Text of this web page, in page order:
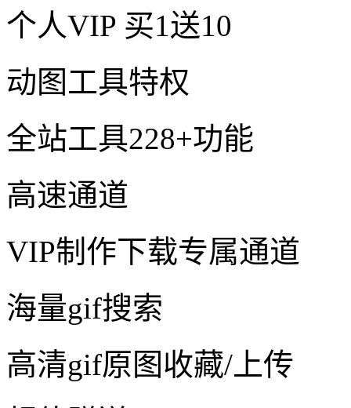
个人VIP 买1送10
动图工具特权
全站工具228+功能
高速通道
VIP制作下载专属通道
海量gif搜索
高清gif原图收藏/上传